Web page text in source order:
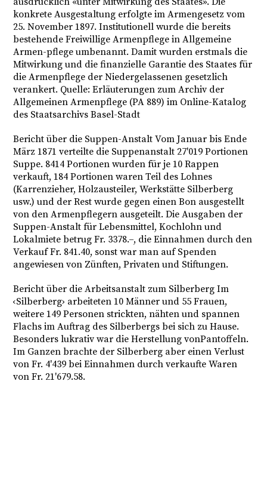
konkrete Ausgestaltung erfolgte im Armengesetz vom
25. November 1897. Institutionell wurde die bereits
bestehende Freiwillige Armenpflege in Allgemeine
Armen-pflege umbenannt. Damit wurden erstmals die
Mitwirkung und die finanzielle Garantie des Staates für
die Armenpflege der Niedergelassenen gesetzlich
verankert. Quelle: Erläuterungen zum Archiv der
Allgemeinen Armenpflege (PA 889) im Online-Katalog
des Staatsarchivs Basel-Stadt
Bericht über die Suppen-Anstalt Vom Januar bis Ende
März 1871 verteilte die Suppenanstalt 27'019 Portionen
Suppe. 8414 Portionen wurden für je 10 Rappen
verkauft, 184 Portionen waren Teil des Lohnes
(Karrenzieher, Holzausteiler, Werkstätte Silberberg
usw.) und der Rest wurde gegen einen Bon ausgestellt
von den Armenpflegern ausgeteilt. Die Ausgaben der
Suppen-Anstalt für Lebensmittel, Kochlohn und
Lokalmiete betrug Fr. 3378.–, die Einnahmen durch den
Verkauf Fr. 841.40, sonst war man auf Spenden
angewiesen von Zünften, Privaten und Stiftungen.
Bericht über die Arbeitsanstalt zum Silberberg Im
‹Silberberg› arbeiteten 10 Männer und 55 Frauen,
weitere 149 Personen strickten, nähten und spannen
Flachs im Auftrag des Silberbergs bei sich zu Hause.
Besonders lukrativ war die Herstellung vonPantoffeln.
Im Ganzen brachte der Silberberg aber einen Verlust
von Fr. 4'439 bei Einnahmen durch verkaufte Waren
von Fr. 21'679.58.